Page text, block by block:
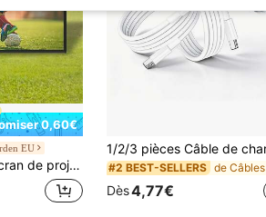
0,60€
EU
avec support 70 pouces 16:9 4K HD, sans plis, hauteur réglable, portable pour projecteur intérieur & extérieur pour film, cinéma maison, jeux, bureau #2 BEST-SELLERS de Câbles
Dès4,77€